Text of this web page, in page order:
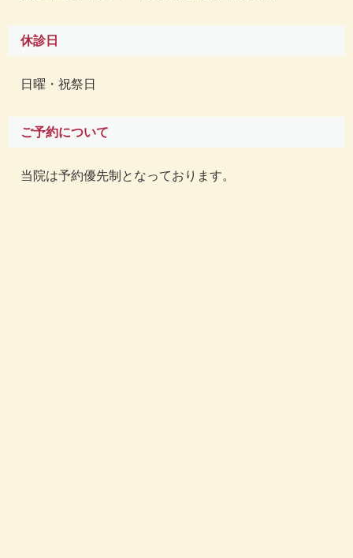
休診日
日曜・祝祭日
ご予約について
当院は予約優先制となっております。